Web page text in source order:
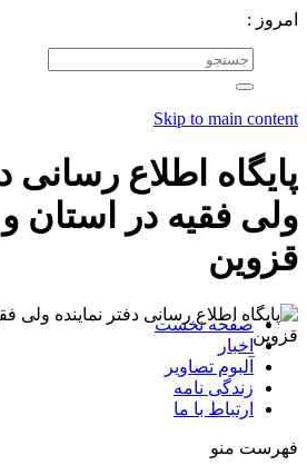
امروز :
Skip to main content
پایگاه اطلاع رسانی
ولی فقیه در استان
قزوین
صفحه نخست
اخبار
آلبوم تصاویر
زندگی نامه
ارتباط با ما
فهرست منو